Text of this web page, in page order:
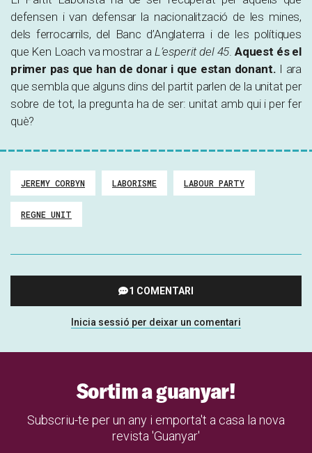
defensen i van defensar la nacionalització de les mines,
dels ferrocarrils, del Banc d’Anglaterra i de les polítiques
que Ken Loach va mostrar a L’esperit del 45. Aquest és el
primer pas que han de donar i que estan donant. I ara
que sembla que alguns dins del partit parlen de la unitat per
sobre de tot, la pregunta ha de ser: unitat amb qui i per fer
què?
JEREMY CORBYN LABORISME LABOUR PARTY
REGNE UNIT
1 COMENTARI
Inicia sessió per deixar un comentari
Sortim a guanyar!
Subscriu-te per un any i emporta't a casa la nova
revista 'Guanyar'